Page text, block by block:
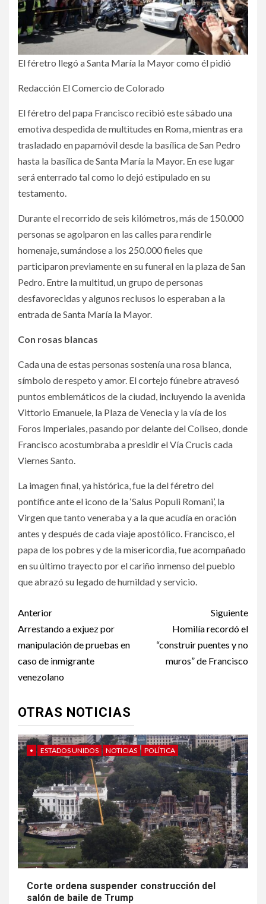
El féretro llegó a Santa María la Mayor como él pidió
Redacción El Comercio de Colorado
El féretro del papa Francisco recibió este sábado una
emotiva despedida de multitudes en Roma, mientras era
trasladado en papamóvil desde la basílica de San Pedro
hasta la basílica de Santa María la Mayor. En ese lugar
será enterrado tal como lo dejó estipulado en su
testamento.
Durante el recorrido de seis kilómetros, más de 150.000
personas se agolparon en las calles para rendirle
homenaje, sumándose a los 250.000 fieles que
participaron previamente en su funeral en la plaza de San
Pedro. Entre la multitud, un grupo de personas
desfavorecidas y algunos reclusos lo esperaban a la
entrada de Santa María la Mayor.
Con rosas blancas
Cada una de estas personas sostenía una rosa blanca,
símbolo de respeto y amor. El cortejo fúnebre atravesó
puntos emblemáticos de la ciudad, incluyendo la avenida
Vittorio Emanuele, la Plaza de Venecia y la vía de los
Foros Imperiales, pasando por delante del Coliseo, donde
Francisco acostumbraba a presidir el Vía Crucis cada
Viernes Santo.
La imagen final, ya histórica, fue la del féretro del
pontífice ante el icono de la ‘Salus Populi Romani’, la
Virgen que tanto veneraba y a la que acudía en oración
antes y después de cada viaje apostólico. Francisco, el
papa de los pobres y de la misericordia, fue acompañado
en su último trayecto por el cariño inmenso del pueblo
que abrazó su legado de humildad y servicio.
Post
navigation
Anterior
Arrestando a exjuez por
manipulación de pruebas en
caso de inmigrante
venezolano
Siguiente
Homilía recordó el
“construir puentes y no
muros” de Francisco
OTRAS NOTICIAS
• ESTADOS UNIDOS NOTICIAS POLÍTICA
Corte ordena suspender construcción del
salón de baile de Trump